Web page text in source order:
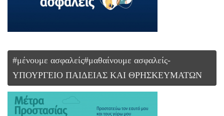
#μένουμε ασφαλείς#μαθαίνουμε ασφαλείς-
ΥΠΟΥΡΓΕΙΟ ΠΑΙΔΕΙΑΣ ΚΑΙ ΘΡΗΣΚΕΥΜΑΤΩΝ